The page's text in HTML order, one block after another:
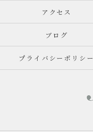
アクセス
ブログ
プライバシーポリシー